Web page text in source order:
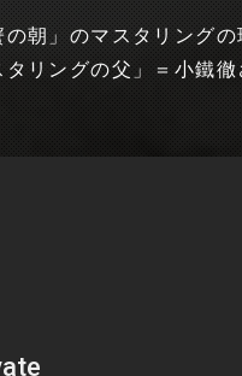
朝」のマスタリング
リングの父」＝小鐵